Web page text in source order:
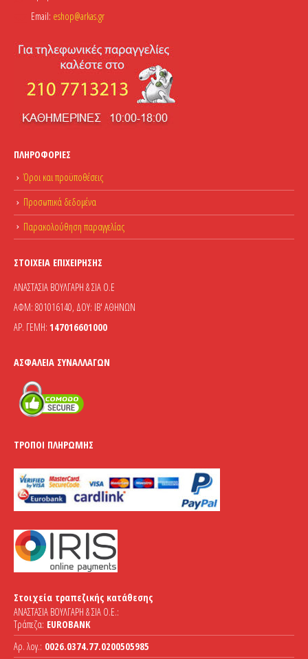
Email: eshop@arkas.gr
ΠΛΗΡΟΦΟΡΊΕΣ
Όροι και προϋποθέσεις
Προσωπικά δεδομένα
Παρακολούθηση παραγγελίας
ΣΤΟΙΧΕΊΑ ΕΠΙΧΕΊΡΗΣΗΣ
ΑΝΑΣΤΑΣΙΑ ΒΟΥΛΓΑΡΗ & ΣΙΑ Ο.Ε
ΑΦΜ: 801016140, ΔΟΥ: ΙΒ' ΑΘΗΝΩΝ
ΑΡ. ΓΕΜΗ: 147016601000
ΑΣΦΆΛΕΙΑ ΣΥΝΑΛΛΑΓΏΝ
ΤΡΌΠΟΙ ΠΛΗΡΩΜΉΣ
Στοιχεία τραπεζικής κατάθεσης
ΑΝΑΣΤΑΣΙΑ ΒΟΥΛΓΑΡΗ & ΣΙΑ Ο.Ε.:
Τράπεζα: EUROBANK
Αρ. λογ.: 0026.0374.77.0200505985